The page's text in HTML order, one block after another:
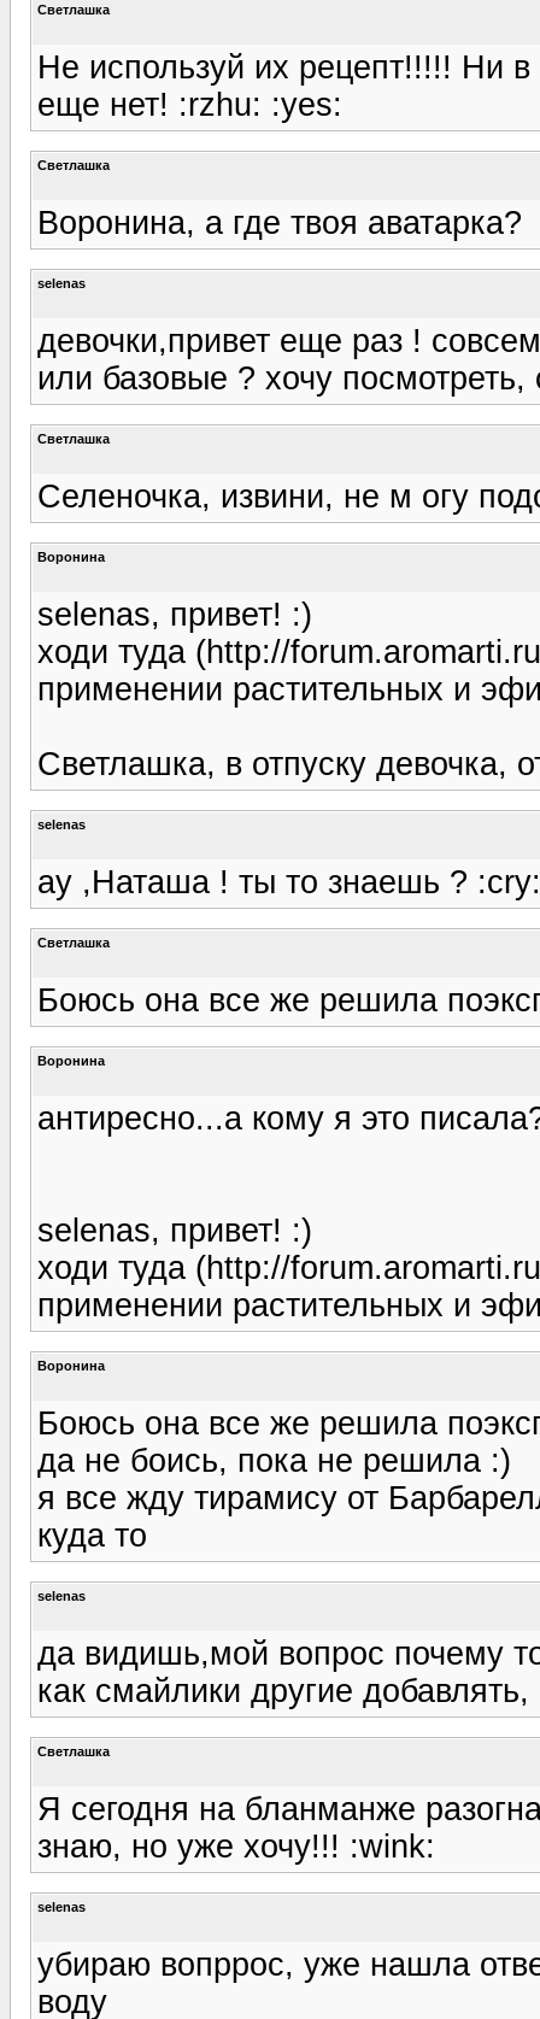
Светлашка
Не используй их рецепт!!!!! Ни
еще нет! :rzhu: :yes:
Светлашка
Воронина, а где твоя аватарка?
selenas
девочки,привет еще раз !
или базовые ? хочу
Светлашка
Селеночка, извини, не м огу
Воронина
selenas, привет! :)
ходи туда (http://
применении растительных и
Светлашка, в отпуску девочка,
selenas
ау ,Наташа ! ты то знаешь ? :cry:
Светлашка
Боюсь она все же решила
Воронина
антиресно...а кому я это
selenas, привет! :)
ходи туда (http://
применении растительных и
Воронина
Боюсь она все же решила
да не боись, пока не решила :)
я все жду тирамису от
куда то
selenas
да видишь,мой вопрос почему
как смайлики другие добавлять,
Светлашка
Я сегодня на бланманже
знаю, но уже хочу!!! :wink:
selenas
убираю вопррос, уже нашла
воду